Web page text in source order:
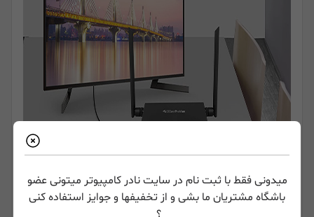
میدونی فقط با ثبت نام در سایت نادر کامپیوتر میتونی عضو
باشگاه مشتریان ما بشی و از تخفیفها و جوایز استفاده کنی
؟